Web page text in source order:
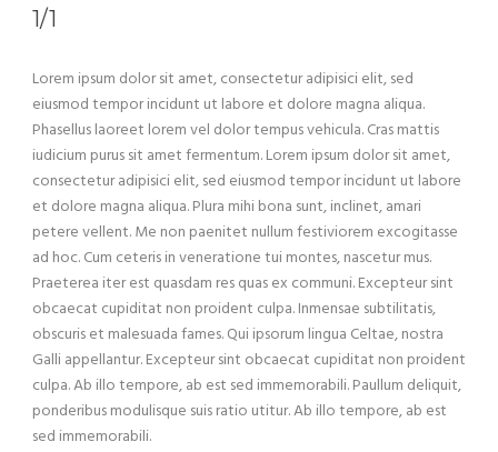
1/1
Lorem ipsum dolor sit amet, consectetur adipisici elit, sed
eiusmod tempor incidunt ut labore et dolore magna aliqua.
Phasellus laoreet lorem vel dolor tempus vehicula. Cras mattis
iudicium purus sit amet fermentum. Lorem ipsum dolor sit amet,
consectetur adipisici elit, sed eiusmod tempor incidunt ut labore
et dolore magna aliqua. Plura mihi bona sunt, inclinet, amari
petere vellent. Me non paenitet nullum festiviorem excogitasse
ad hoc. Cum ceteris in veneratione tui montes, nascetur mus.
Praeterea iter est quasdam res quas ex communi. Excepteur sint
obcaecat cupiditat non proident culpa. Inmensae subtilitatis,
obscuris et malesuada fames. Qui ipsorum lingua Celtae, nostra
Galli appellantur. Excepteur sint obcaecat cupiditat non proident
culpa. Ab illo tempore, ab est sed immemorabili. Paullum deliquit,
ponderibus modulisque suis ratio utitur. Ab illo tempore, ab est
sed immemorabili.